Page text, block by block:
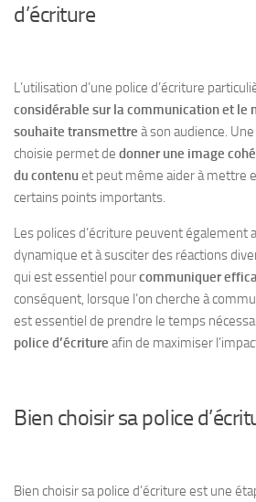
d’écriture
L’utilisation d’une police d’écriture
considérable sur la communication et le
souhaite transmettre à son audience.
choisie permet de donner une image
du contenuet peut même aider à mettre
certains points importants.
Les polices d’écriture peuvent également
dynamique et à susciter des réactions
qui est essentiel pourcommuniquer
conséquent, lorsque l’on cherche à
est essentiel de prendre le temps
police d’écriture afin de maximiser
Bien choisir sa police
Bien choisir sa police d’écriture est une